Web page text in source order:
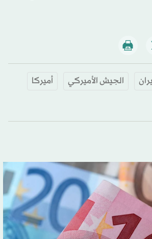
الجيش الأميركي
أميركا